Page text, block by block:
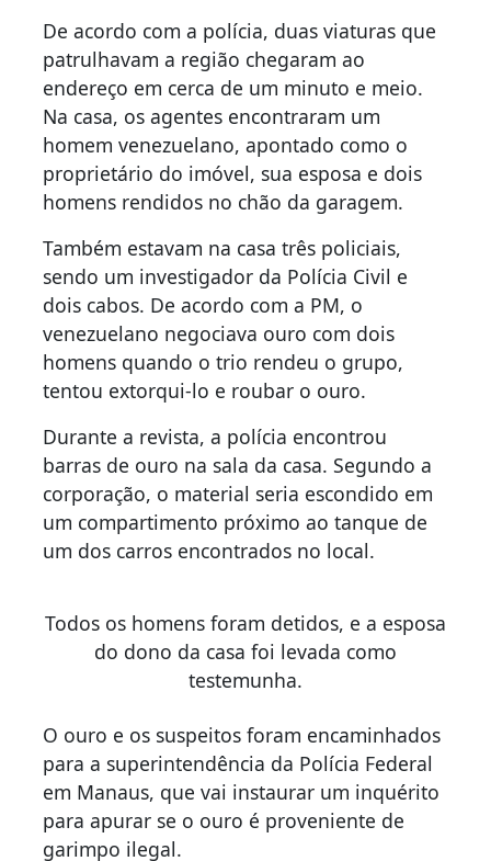
De acordo com a polícia, duas viaturas que
patrulhavam a região chegaram ao
endereço em cerca de um minuto e meio.
Na casa, os agentes encontraram um
homem venezuelano, apontado como o
proprietário do imóvel, sua esposa e dois
homens rendidos no chão da garagem.
Também estavam na casa três policiais,
sendo um investigador da Polícia Civil e
dois cabos. De acordo com a PM, o
venezuelano negociava ouro com dois
homens quando o trio rendeu o grupo,
tentou extorqui-lo e roubar o ouro.
Durante a revista, a polícia encontrou
barras de ouro na sala da casa. Segundo a
corporação, o material seria escondido em
um compartimento próximo ao tanque de
um dos carros encontrados no local.
Todos os homens foram detidos, e a esposa
do dono da casa foi levada como
testemunha.
O ouro e os suspeitos foram encaminhados
para a superintendência da Polícia Federal
em Manaus, que vai instaurar um inquérito
para apurar se o ouro é proveniente de
garimpo ilegal.